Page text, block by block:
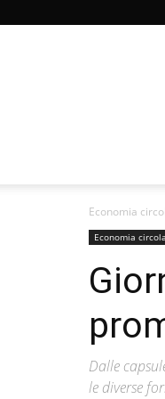
Economia
Economia
Dalle
le diverse